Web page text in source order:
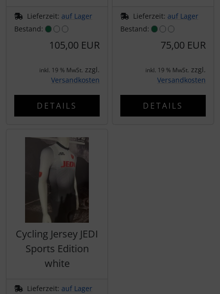
Lieferzeit: auf Lager
Bestand:
105,00 EUR
inkl. 19 % MwSt. zzgl.
Versandkosten
DETAILS
Lieferzeit: auf Lager
Bestand:
75,00 EUR
inkl. 19 % MwSt. zzgl.
Versandkosten
DETAILS
Cycling Jersey JEDI
Sports Edition
white
Lieferzeit: auf Lager
Schalthebel
Schaltkabel + Bremskabel
Umwerfer
Turbine